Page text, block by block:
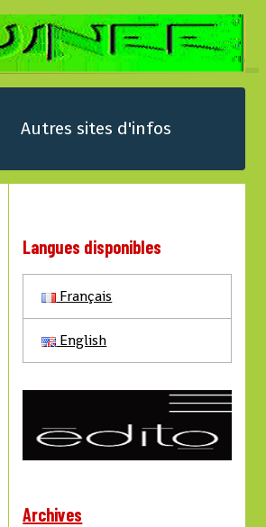
Autres sites d'infos
Langues disponibles
Français
English
Archives